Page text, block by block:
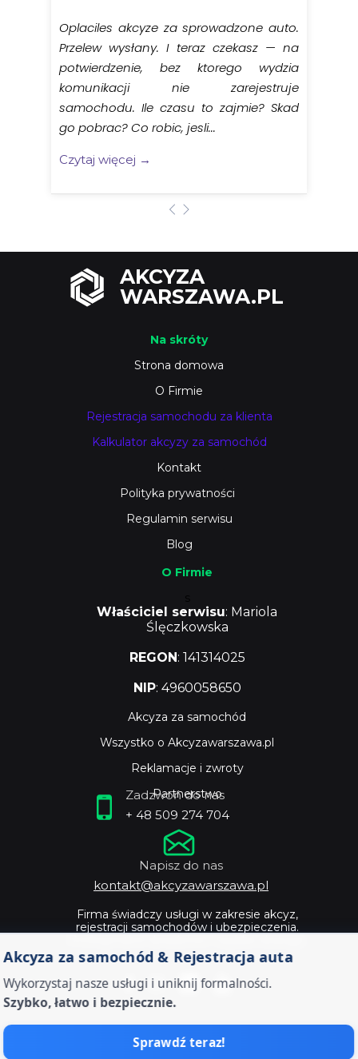
Akcyza za samochód & Rejestracja auta
Wykorzystaj nasze usługi i uniknij formalności.
Szybko, łatwo i bezpiecznie.
Sprawdź teraz!
AKCYZA
WARSZAWA.PL
Firma świadczy usługi w zakresie akcyz,
rejestracji samochodów i ubezpieczenia.
Zadzwoń do nas
+ 48 509 274 704
Napisz do nas
kontakt@akcyzawarszawa.pl
Zostaw dokumenty od twojego auta ekspertom -
O Firmie
Właściciel serwisu: Mariola
Ślęczkowska
REGON: 141314025
NIP: 4960058650
Akcyza za samochód
Wszystko o Akcyzawarszawa.pl
Reklamacje i zwroty
Partnerstwo
Na skróty
Strona domowa
O Firmie
Rejestracja samochodu za klienta
Kalkulator akcyzy za samochód
Kontakt
Polityka prywatności
Regulamin serwisu
Blog
Oplaciles akcyze za sprowadzone auto.
Przelew wysłany. I teraz czekasz — na
potwierdzenie, bez ktorego wydzia
komunikacji nie zarejestruje
samochodu. Ile czasu to zajmie? Skad
go pobrac? Co robic, jesli...
Czytaj więcej →